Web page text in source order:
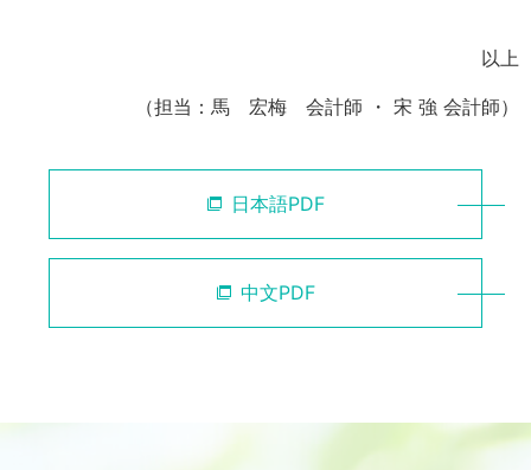
以上
（担当：馬 宏梅 会計師 ・ 宋 強 会計師）
日本語PDF
中文PDF